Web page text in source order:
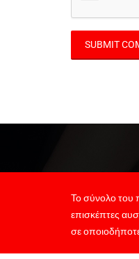
Το σύνολο του
επισκέπτες
σε